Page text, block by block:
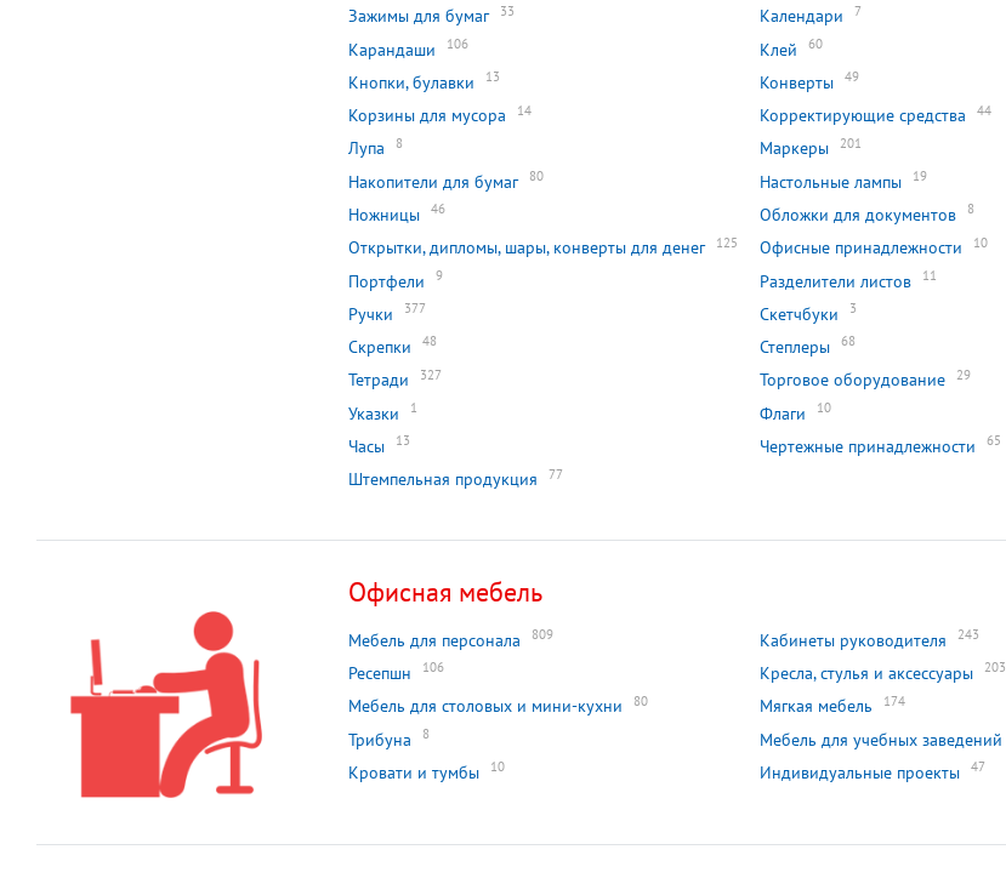
Зажимы для бумаг 33 Календари 7
Карандаши 106 Клей 60
Кнопки, булавки 13 Конверты 49
Корзины для мусора 14 Корректирующие средства 44
Лупа 8 Маркеры 201
Накопители для бумаг 80 Настольные лампы 19
Ножницы 46 Обложки для документов 8
Открытки, дипломы, шары, конверты для денег 125 Офисные принадлежности 10
Портфели 9 Разделители листов 11
Ручки 377 Скетчбуки 3
Скрепки 48 Степлеры 68
Тетради 327 Торговое оборудование 29
Указки 1 Флаги 10
Часы 13 Чертежные принадлежности 65
Штемпельная продукция 77
Офисная мебель
Мебель для персонала 809 Кабинеты руководителя 243
Ресепшн 106 Кресла, стулья и аксессуары 203
Мебель для столовых и мини-кухни 80 Мягкая мебель 174
Трибуна 8 Мебель для учебных заведений
Кровати и тумбы 10 Индивидуальные проекты 47